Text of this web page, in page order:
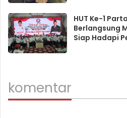
HUT Ke-1
Berlangsung
Siap Hadapi
komentar